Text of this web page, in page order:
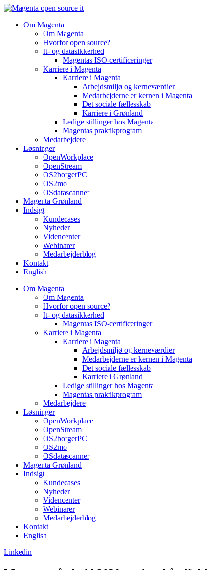
Videre
indholdOm Magenta
Om Magenta
Hvorfor open source?
It- og datasikkerhed
Magentas ISO-certificeringer
Karriere i Magenta
Karriere i Magenta
Arbejdsmiljø og kerneværdier
Medarbejderne er kernen i Magenta
Det sociale fællesskab
Karriere i Grønland
Ledige stillinger hos Magenta​
Magentas praktikprogram
Medarbejdere
Løsninger
OpenWorkplace
OpenStream
OS2borgerPC
OS2mo
OSdatascanner
Magenta Grønland
Indsigt
Kundecases
Nyheder
Videncenter
Webinarer
Medarbejderblog
Kontakt
English
Om Magenta
Om Magenta
Hvorfor open source?
It- og datasikkerhed
Magentas ISO-certificeringer
Karriere i Magenta
Karriere i Magenta
Arbejdsmiljø og kerneværdier
Medarbejderne er kernen i Magenta
Det sociale fællesskab
Karriere i Grønland
Ledige stillinger hos Magenta​
Magentas praktikprogram
Medarbejdere
Løsninger
OpenWorkplace
OpenStream
OS2borgerPC
OS2mo
OSdatascanner
Magenta Grønland
Indsigt
Kundecases
Nyheder
Videncenter
Webinarer
Medarbejderblog
Kontakt
English
Linkedin